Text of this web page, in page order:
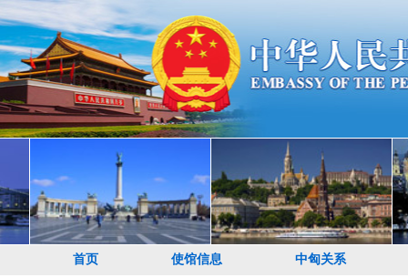
首页 使馆信息 中匈关系